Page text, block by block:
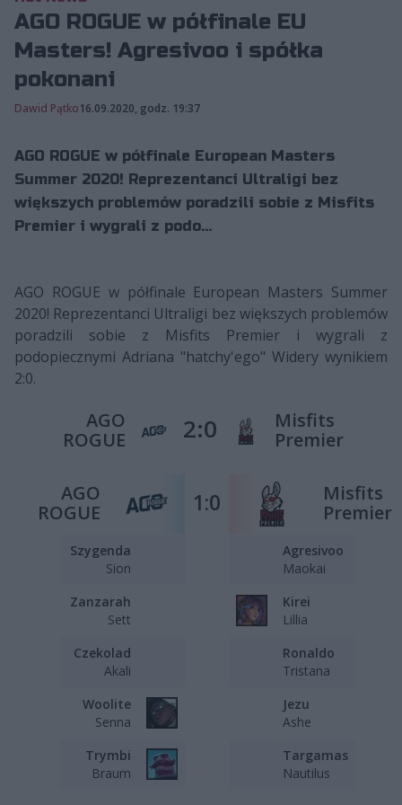
AGO ROGUE w półfinale EU
Masters! Agresivoo i spółka
pokonani
Dawid Pątko16.09.2020, godz. 19:37
AGO ROGUE w półfinale European Masters
Summer 2020! Reprezentanci Ultraligi bez
większych problemów poradzili sobie z Misfits
Premier i wygrali z podo...
AGO ROGUE w półfinale European Masters Summer
2020! Reprezentanci Ultraligi bez większych problemów
poradzili sobie z Misfits Premier i wygrali z
podopiecznymi Adriana "hatchy'ego" Widery wynikiem
2:0.
AGO
ROGUE
2:0
Misfits
Premier
AGO
ROGUE
1:0
Misfits
Premier
Szygenda
Sion
Agresivoo
Maokai
Zanzarah
Sett
Kirei
Lillia
Czekolad
Akali
Ronaldo
Tristana
Woolite
Senna
Jezu
Ashe
Trymbi
Braum
Targamas
Nautilus